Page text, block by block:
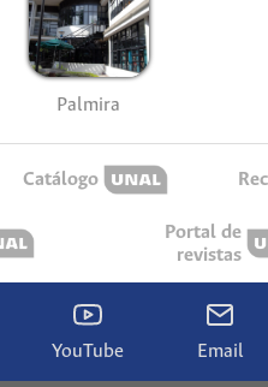
Palmira
Catálogo
Portal de
revistas
YouTube Email